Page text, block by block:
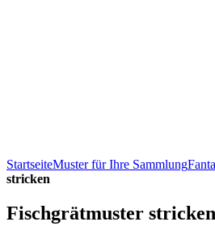
StartseiteMuster für Ihre Sammlung
stricken
Fischgrätmuster stricken